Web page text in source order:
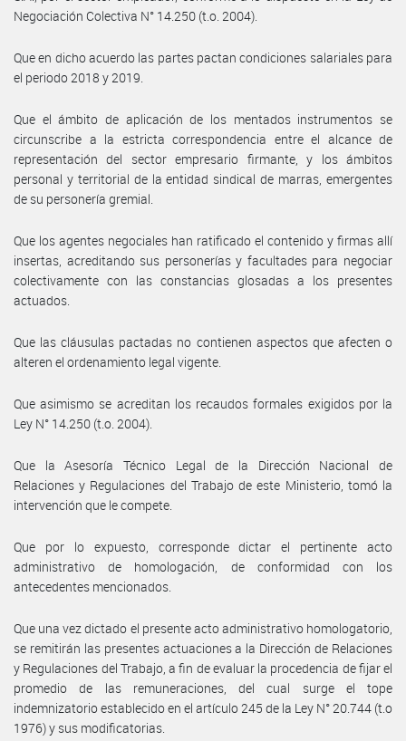
Negociación Colectiva N° 14.250 (t.o. 2004).
Que en dicho acuerdo las partes pactan condiciones salariales para
el periodo 2018 y 2019.
Que el ámbito de aplicación de los mentados instrumentos se
circunscribe a la estricta correspondencia entre el alcance de
representación del sector empresario firmante, y los ámbitos
personal y territorial de la entidad sindical de marras, emergentes
de su personería gremial.
Que los agentes negociales han ratificado el contenido y firmas allí
insertas, acreditando sus personerías y facultades para negociar
colectivamente con las constancias glosadas a los presentes
actuados.
Que las cláusulas pactadas no contienen aspectos que afecten o
alteren el ordenamiento legal vigente.
Que asimismo se acreditan los recaudos formales exigidos por la
Ley N° 14.250 (t.o. 2004).
Que la Asesoría Técnico Legal de la Dirección Nacional de
Relaciones y Regulaciones del Trabajo de este Ministerio, tomó la
intervención que le compete.
Que por lo expuesto, corresponde dictar el pertinente acto
administrativo de homologación, de conformidad con los
antecedentes mencionados.
Que una vez dictado el presente acto administrativo homologatorio,
se remitirán las presentes actuaciones a la Dirección de Relaciones
y Regulaciones del Trabajo, a fin de evaluar la procedencia de fijar el
promedio de las remuneraciones, del cual surge el tope
indemnizatorio establecido en el artículo 245 de la Ley N° 20.744 (t.o
1976) y sus modificatorias.